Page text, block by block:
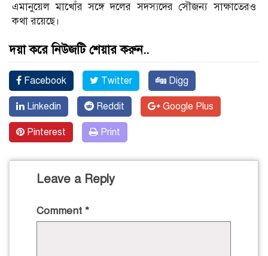
এমানুয়েল মাখোঁর সঙ্গে দলের সদস্যদের সৌজন্য সাক্ষাতেরও
কথা রয়েছে।
দয়া করে নিউজটি শেয়ার করুন..
Facebook Twitter Digg
Linkedin Reddit Google Plus
Pinterest Print
Leave a Reply
Comment *